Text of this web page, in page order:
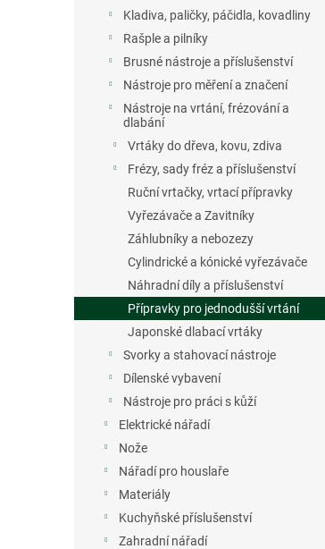
Kladiva, paličky, páčidla, kovadliny
Rašple a pilníky
Brusné nástroje a příslušenství
Nástroje pro měření a značení
Nástroje na vrtání, frézování a
dlabání
Vrtáky do dřeva, kovu, zdiva
Frézy, sady fréz a příslušenství
Ruční vrtačky, vrtací přípravky
Vyřezávače a Zavitníky
Záhlubníky a nebozezy
Cylindrické a kónické vyřezávače
Náhradní díly a příslušenství
Přípravky pro jednodušší vrtání
Japonské dlabací vrtáky
Svorky a stahovací nástroje
Dílenské vybavení
Nástroje pro práci s kůží
Elektrické nářadí
Nože
Nářadí pro houslaře
Materiály
Kuchyňské příslušenství
Zahradní nářadí